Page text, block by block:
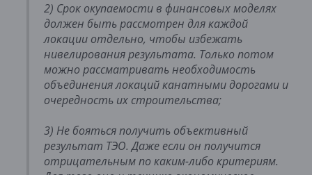
2) Срок окупаемости в финансовых моделях
должен быть рассмотрен для каждой
локации отдельно, чтобы избежать
нивелирования результата. Только потом
можно рассматривать необходимость
объединения локаций канатными дорогами и
очередность их строительства;
3) Не бояться получить объективный
результат ТЭО. Даже если он получится
отрицательным по каким-либо критериям.